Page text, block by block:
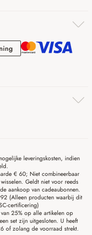
Rekening
leveringskosten, indien
€ 60; Niet combineerbaar
Geldt niet voor reeds
aankoop van cadeaubonnen.
(Alleen producten waarbij dit
certificering)
25% op alle artikelen op
set zijn uitgesloten. U heeft
of zolang de voorraad strekt.